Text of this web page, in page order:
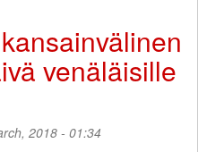
venäläisille
2018 - 01:34